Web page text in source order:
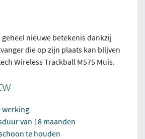
nieuwe betekenis dankzij
die op zijn plaats kan blijven
Wireless Trackball M575 Muis.
werking
van 18 maanden
te houden